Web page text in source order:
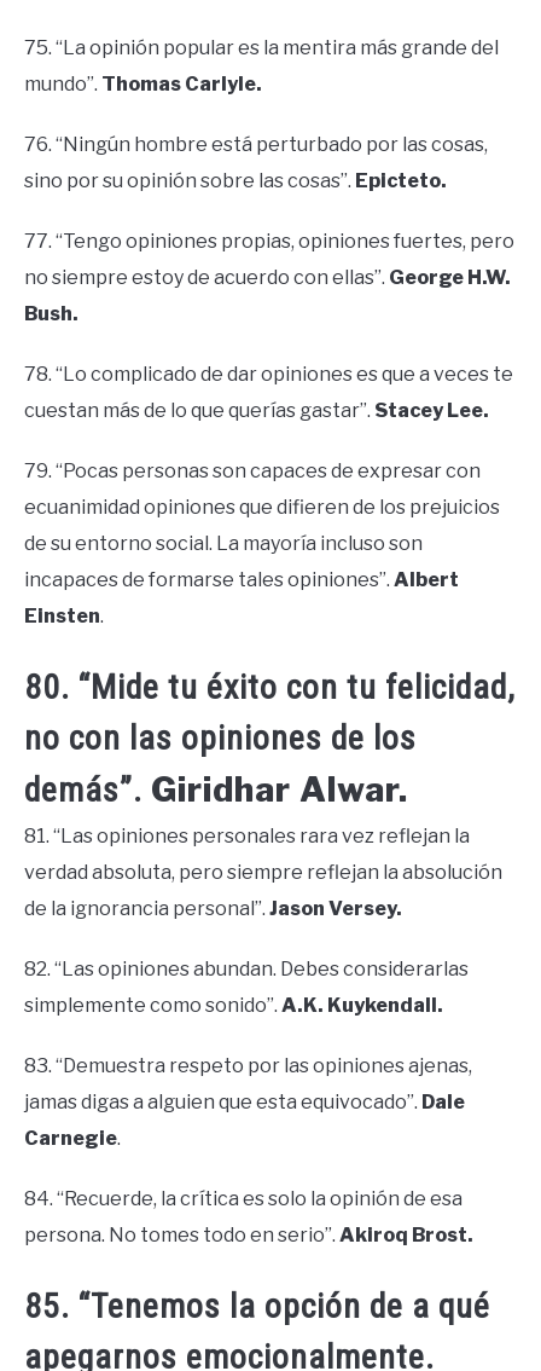
75. “La opinión popular es la mentira más grande del
mundo”. Thomas Carlyle.
76. “Ningún hombre está perturbado por las cosas,
sino por su opinión sobre las cosas”. Epicteto.
77. “Tengo opiniones propias, opiniones fuertes, pero
no siempre estoy de acuerdo con ellas”. George H.W.
Bush.
78. “Lo complicado de dar opiniones es que a veces te
cuestan más de lo que querías gastar”. Stacey Lee.
79. “Pocas personas son capaces de expresar con
ecuanimidad opiniones que difieren de los prejuicios
de su entorno social. La mayoría incluso son
incapaces de formarse tales opiniones”. Albert
Einsten.
80. “Mide tu éxito con tu felicidad,
no con las opiniones de los
demás”. Giridhar Alwar.
81. “Las opiniones personales rara vez reflejan la
verdad absoluta, pero siempre reflejan la absolución
de la ignorancia personal”. Jason Versey.
82. “Las opiniones abundan. Debes considerarlas
simplemente como sonido”. A.K. Kuykendall.
83. “Demuestra respeto por las opiniones ajenas,
jamas digas a alguien que esta equivocado”. Dale
Carnegie.
84. “Recuerde, la crítica es solo la opinión de esa
persona. No tomes todo en serio”. Akiroq Brost.
85. “Tenemos la opción de a qué
apegarnos emocionalmente.